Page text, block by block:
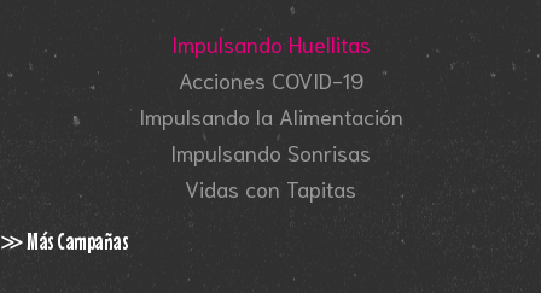
Impulsando Huellitas
Acciones COVID-19
Impulsando la Alimentación
Impulsando Sonrisas
Vidas con Tapitas
≫ Más Campañas